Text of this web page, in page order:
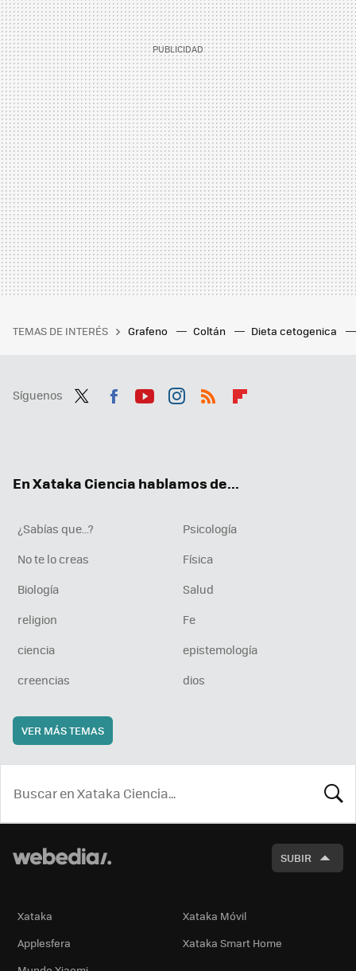
TEMAS DE INTERÉS Grafeno Coltán Dieta cetogenica
Síguenos
En Xataka Ciencia hablamos de...
¿Sabías que...?
Psicología
No te lo creas
Física
Biología
Salud
religion
Fe
ciencia
epistemología
creencias
dios
VER MÁS TEMAS
SUBIR
Xataka
Xataka Móvil
Applesfera
Xataka Smart Home